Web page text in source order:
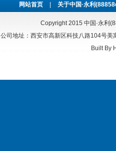
网站首页 关于中国·永利
Copyright 2015 中国·永利
公司地址：西安市高新区科技八路104号
Built By